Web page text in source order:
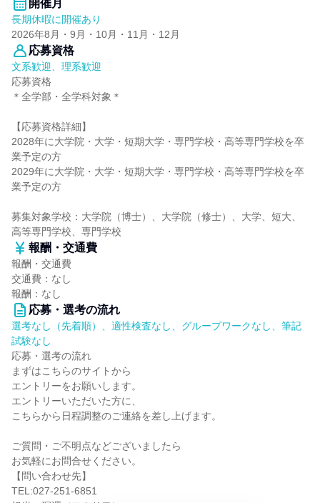
開催月
長期休暇に開催あり
2026年8月・9月・10月・11月・12月
応募資格
文系歓迎、理系歓迎
応募資格
＊全学部・全学科対象＊
【応募資格詳細】
2028年に大学院・大学・短期大学・専門学校・高等専門学校を卒
業予定の方
2029年に大学院・大学・短期大学・専門学校・高等専門学校を卒
業予定の方
募集対象学校：大学院（博士）、大学院（修士）、大学、短大、
高等専門学校、専門学校
報酬・交通費
報酬・交通費
交通費：なし
報酬：なし
応募・選考の流れ
選考なし（先着順）、適性検査なし、グループワークなし、筆記
試験なし
応募・選考の流れ
まずはこちらのサイトから
エントリーをお願いします。
エントリーいただいた方に、
こちらから日程調整のご連絡を差し上げます。
ご質問・ご不明点などございましたら
お気軽にお問合せください。
【問い合わせ先】
TEL:027-251-6851